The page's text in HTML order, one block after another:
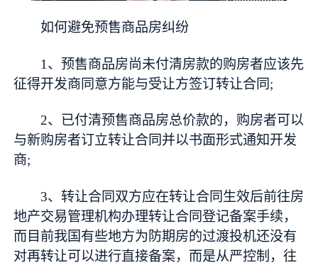
如何避免预售商品房纠纷
1、预售商品房尚未付清房款的购房者应该先
征得开发商同意方能与受让方签订转让合同;
2、已付清预售商品房总价款的，购房者可以
与新购房者订立转让合同并以书面形式通知开发
商;
3、转让合同双方应在转让合同生效后前往房
地产交易管理机构办理转让合同登记备案手续，
而目前我国有些地方为防期房的过渡投机还没有
对再转让可以进行直接备案，而是从严控制，往